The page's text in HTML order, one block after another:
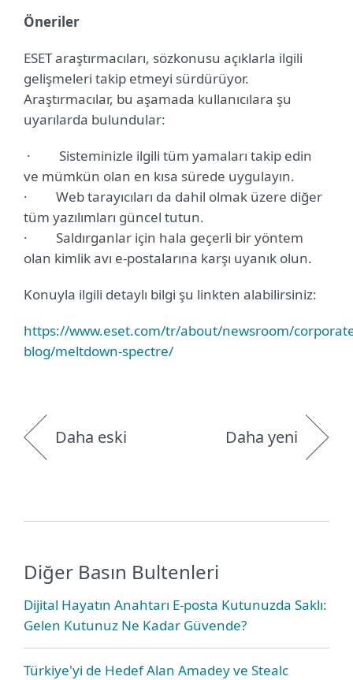
Öneriler
ESET araştırmacıları, sözkonusu açıklarla ilgili
gelişmeleri takip etmeyi sürdürüyor.
Araştırmacılar, bu aşamada kullanıcılara şu
uyarılarda bulundular:
· Sisteminizle ilgili tüm yamaları takip edin
ve mümkün olan en kısa sürede uygulayın.
· Web tarayıcıları da dahil olmak üzere diğer
tüm yazılımları güncel tutun.
· Saldırganlar için hala geçerli bir yöntem
olan kimlik avı e-postalarına karşı uyanık olun.
Konuyla ilgili detaylı bilgi şu linkten alabilirsiniz:
https://www.eset.com/tr/about/newsroom/
blog/meltdown-spectre/
Daha eski Daha yeni
Diğer Basın Bultenleri
Dijital Hayatın Anahtarı E-posta Kutunuzda Saklı:
Gelen Kutunuz Ne Kadar Güvende?
Türkiye'yi de Hedef Alan Amadey ve Stealc